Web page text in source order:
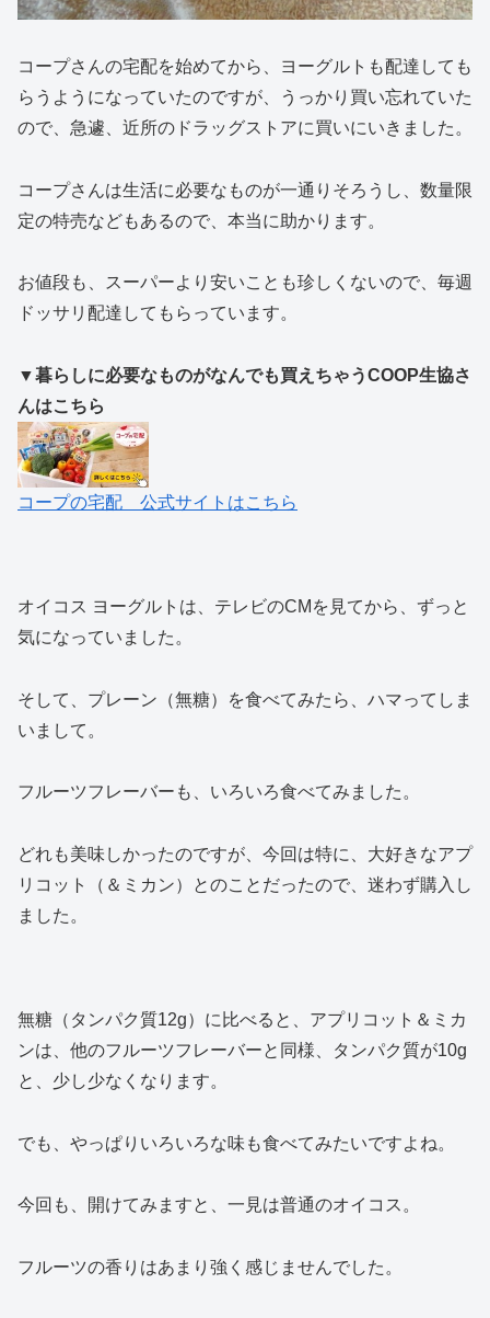
コープさんの宅配を始めてから、ヨーグルトも配達しても
らうようになっていたのですが、うっかり買い忘れていた
ので、急遽、近所のドラッグストアに買いにいきました。
コープさんは生活に必要なものが一通りそろうし、数量限
定の特売などもあるので、本当に助かります。
お値段も、スーパーより安いことも珍しくないので、毎週
ドッサリ配達してもらっています。
▼暮らしに必要なものがなんでも買えちゃうCOOP生協さ
んはこちら
コープの宅配 公式サイトはこちら
オイコス ヨーグルトは、テレビのCMを見てから、ずっと
気になっていました。
そして、プレーン（無糖）を食べてみたら、ハマってしま
いまして。
フルーツフレーバーも、いろいろ食べてみました。
どれも美味しかったのですが、今回は特に、大好きなアプ
リコット（＆ミカン）とのことだったので、迷わず購入し
ました。
無糖（タンパク質12g）に比べると、アプリコット＆ミカ
ンは、他のフルーツフレーバーと同様、タンパク質が10g
と、少し少なくなります。
でも、やっぱりいろいろな味も食べてみたいですよね。
今回も、開けてみますと、一見は普通のオイコス。
フルーツの香りはあまり強く感じませんでした。